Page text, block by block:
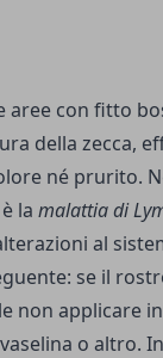
con fitto
della zecca,
né prurito.
la malattia di
al
se il
non applicare
o altro.